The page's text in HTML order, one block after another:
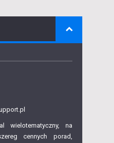
wielotematyczny, na
cennych porad,